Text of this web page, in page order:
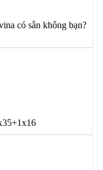
có sẵn không bạn?